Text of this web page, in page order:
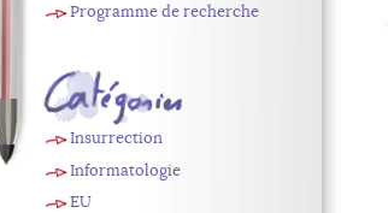
Programme de recherche
Insurrection
Informatologie
EU